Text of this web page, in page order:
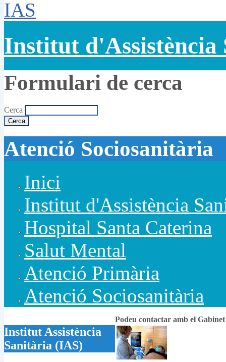
Institut d'Assistència
Formulari de cerca
Cerca
Atenció Sociosanitària
Inici
Institut d'Assistència
Hospital Santa Caterina
Salut Mental
Atenció Primària
Atenció Sociosanitària
Podeu contactar amb el
Institut Assistència
Sanitària (IAS)